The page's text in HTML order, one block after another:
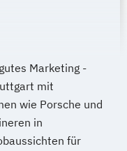
Marketing -
mit
wie Porsche und
in
für